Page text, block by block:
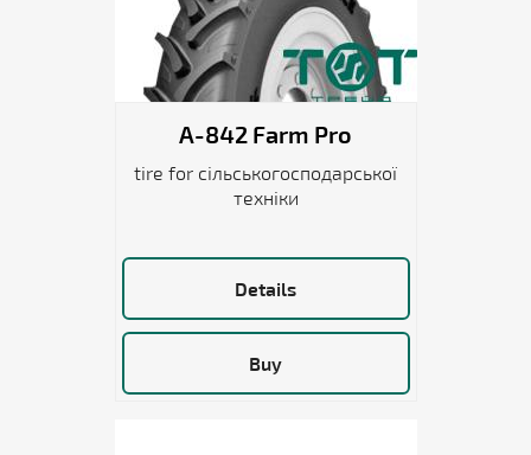
A-842 Farm Pro
tire for сільськогосподарської
техніки
Details
Buy